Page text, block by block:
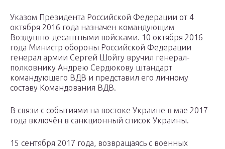
Указом Президента Российской Федерации от 4
октября 2016 года назначен командующим
Воздушно-десантными войсками. 10 октября 2016
года Министр обороны Российской Федерации
генерал армии Сергей Шойгу вручил генерал-
полковнику Андрею Сердюкову штандарт
командующего ВДВ и представил его личному
составу Командования ВДВ.
В связи с событиями на востоке Украине в мае 2017
года включён в санкционный список Украины.
15 сентября 2017 года, возвращаясь с военных